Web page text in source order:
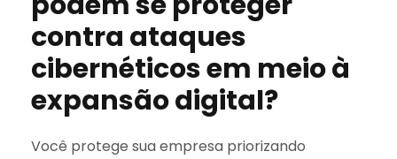
contra ataques
cibernéticos em meio à
expansão digital?
Você protege sua empresa priorizando